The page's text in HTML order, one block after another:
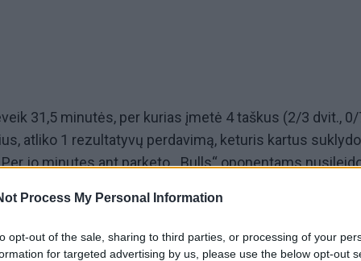
Process My Personal Information
opt-out of the sale, sharing to third parties, or processing of your
for targeted advertising by us, please use the below opt-out
31,5 minutės, per kurias įmetė 4 taškus (2/3 dvit.,
atliko 1 rezultatyvų perdavimą, keturis kartus
jo minutes ant parketo, „Bulls“ oponentams
taškų ribos. Mažiau taškų jis buvo pelnęs tik du